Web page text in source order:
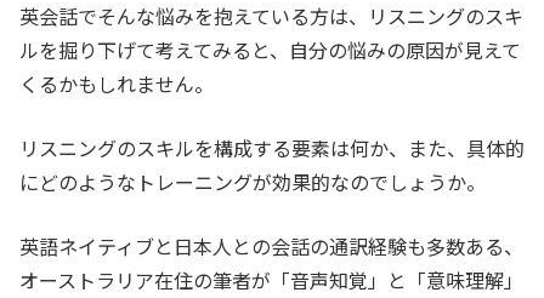
英会話でそんな悩みを抱えている方は、リスニングのスキ
ルを掘り下げて考えてみると、自分の悩みの原因が見えて
くるかもしれません。
リスニングのスキルを構成する要素は何か、また、具体的
にどのようなトレーニングが効果的なのでしょうか。
英語ネイティブと日本人との会話の通訳経験も多数ある、
オーストラリア在住の筆者が「音声知覚」と「意味理解」